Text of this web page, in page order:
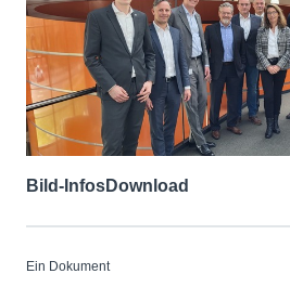
Bild-InfosDownload
Ein Dokument